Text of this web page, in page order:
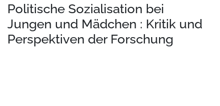
Politische Sozialisation bei
Jungen und Mädchen : Kritik und
Perspektiven der Forschung